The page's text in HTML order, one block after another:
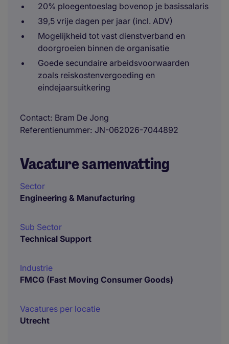
20% ploegentoeslag bovenop je basissalaris
39,5 vrije dagen per jaar (incl. ADV)
Mogelijkheid tot vast dienstverband en
doorgroeien binnen de organisatie
Goede secundaire arbeidsvoorwaarden
zoals reiskostenvergoeding en
eindejaarsuitkering
Contact Bram De Jong
Referentienummer JN-062026-7044892
Vacature samenvatting
Sector
Engineering & Manufacturing
Sub Sector
Technical Support
Industrie
FMCG (Fast Moving Consumer Goods)
Vacatures per locatie
Utrecht